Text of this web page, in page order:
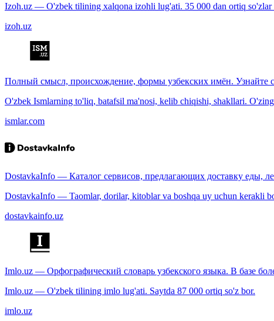
Izoh.uz — O'zbek tilining xalqona izohli lug'ati. 35 000 dan ortiq
izoh.uz
Полный смысл, происхождение, формы узбекских имён. Узнайте
O'zbek Ismlarning to'liq, batafsil ma'nosi, kelib chiqishi, shakllari.
ismlar.com
DostavkaInfo — Каталог сервисов, предлагающих доставку еды,
DostavkaInfo — Taomlar, dorilar, kitoblar va boshqa uy uchun kerakli
dostavkainfo.uz
Imlo.uz — Орфографический словарь узбекского языка. В базе
Imlo.uz — O'zbek tilining imlo lug'ati. Saytda 87 000 ortiq so'z bor.
imlo.uz